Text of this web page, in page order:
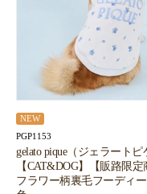
NEW
PGP1153
gelato pique（ジェラートピ
【CAT&DOG】【販路限定
フラワー柄裏毛フーディ